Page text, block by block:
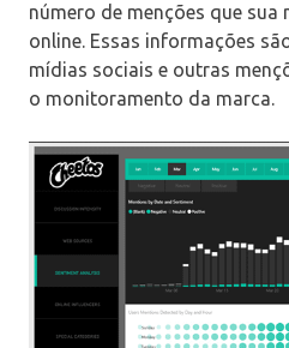
número de menções que sua
online. Essas informações
mídias sociais e outras
o monitoramento da marca.